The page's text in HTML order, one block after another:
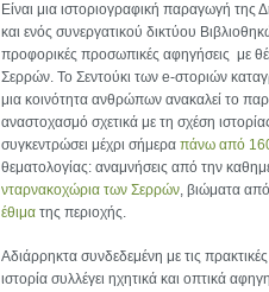
Είναι μια ιστοριογραφική παραγωγή της
και ενός συνεργατικού δικτύου
προφορικές προσωπικές αφηγήσεις με
Σερρών. Το Σεντούκι των e-στοριών
μια κοινότητα ανθρώπων ανακαλεί το
αναστοχασμό σχετικά με τη σχέση
συγκεντρώσει μέχρι σήμερα πάνω από
θεματολογίας: αναμνήσεις από την
νταρνακοχώρια των Σερρών, βιώματα
έθιμα της περιοχής.
Αδιάρρηκτα συνδεδεμένη με τις
ιστορία συλλέγει ηχητικά και οπτικά